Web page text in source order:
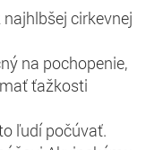
cirkevnej
na pochopenie,
ťažkosti
ľudí počúvať.